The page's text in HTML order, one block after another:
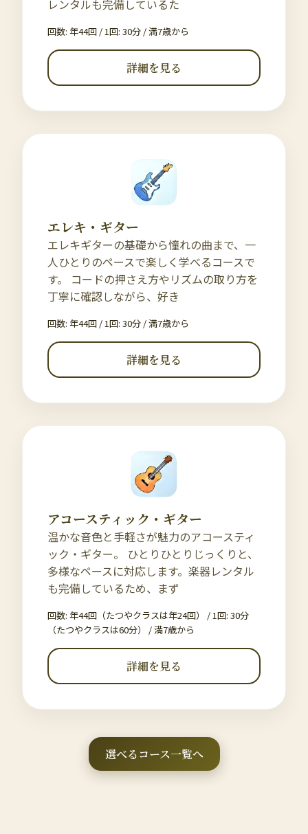
レンタルも完備しているた
回数: 年44回 / 1回: 30分 /満7歳から
詳細を見る
エレキ・ギター
エレキギターの基礎から憧れの曲まで、一
人ひとりのペースで楽しく学べるコースで
す。 コードの押さえ方やリズムの取り方を
丁寧に確認しながら、好き
回数: 年44回 / 1回: 30分 /満7歳から
詳細を見る
アコースティック・ギター
温かな音色と手軽さが魅力のアコースティ
ック・ギター。 ひとりひとりじっくりと、
多様なペースに対応します。楽器レンタル
も完備しているため、まず
回数: 年44回（たつやクラスは年24回） / 1回: 30分
（たつやクラスは60分） /満7歳から
詳細を見る
選べるコース一覧へ